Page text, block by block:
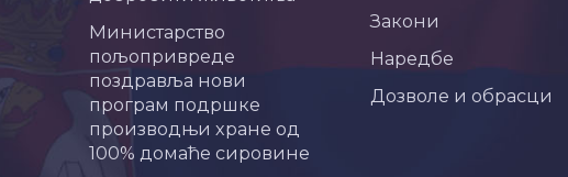
Министарство
пољопривреде
поздравља нови
програм подршке
производњи хране од
100% домаће сировине
Закони
Наредбе
Дозволе и обрасци